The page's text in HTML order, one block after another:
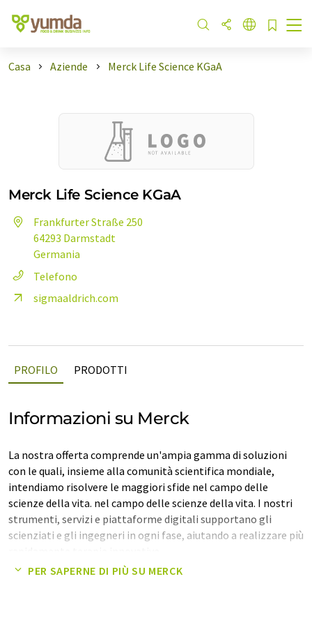
Casa Aziende Merck Life Science KGaA
Merck Life Science KGaA
Frankfurter Straße 250
64293 Darmstadt
Germania
Telefono
sigmaaldrich.com
PROFILO PRODOTTI
Informazioni su Merck
La nostra offerta comprende un'ampia gamma di soluzioni
con le quali, insieme alla comunità scientifica mondiale,
intendiamo risolvere le maggiori sfide nel campo delle
scienze della vita. nel campo delle scienze della vita. I nostri
strumenti, servizi e piattaforme digitali supportano gli
scienziati e gli ingegneri in ogni fase, aiutando a realizzare più
PER SAPERNE DI PIÙ SU MERCK